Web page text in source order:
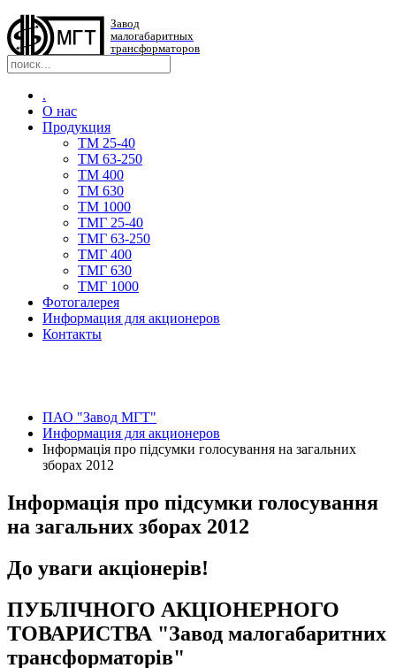
Завод
малогабаритных
трансформаторов
.
О нас
Продукция
TM 25-40
TM 63-250
ТМ 400
ТМ 630
ТМ 1000
TMГ 25-40
TMГ 63-250
ТМГ 400
ТМГ 630
ТМГ 1000
Фотогалерея
Информация для акционеров
Контакты
ПАО "Завод МГТ"
Информация для акционеров
Інформація про підсумки голосування на загальних
зборах 2012
Інформація про підсумки голосування
на загальних зборах 2012
До уваги акціонерів!
ПУБЛІЧНОГО АКЦІОНЕРНОГО
ТОВАРИСТВА "Завод малогабаритних
трансформаторів"